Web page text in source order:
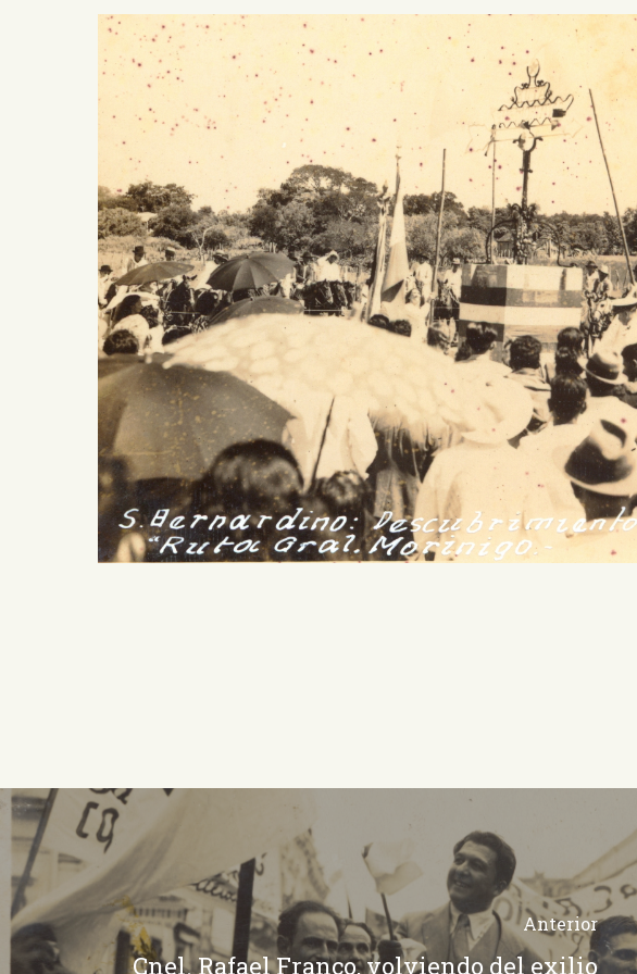
Anterior
Cnel. Rafael Franco, volviendo del exilio